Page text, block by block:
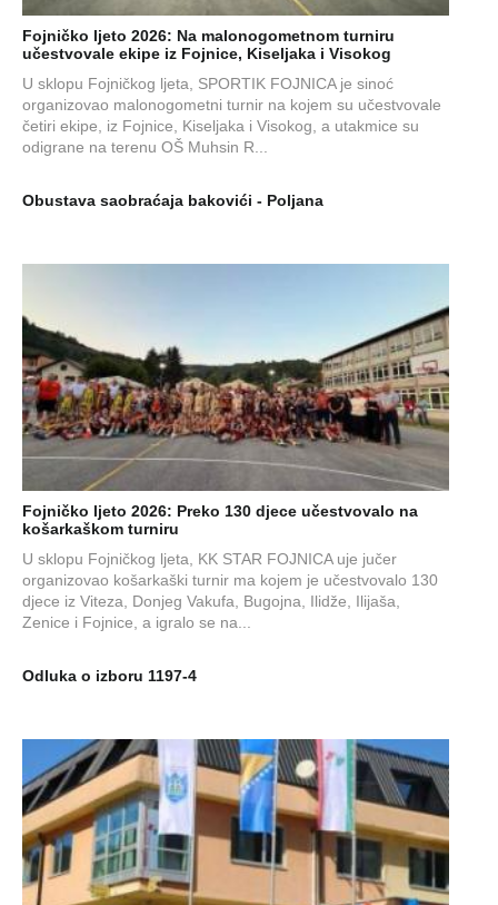
Fojničko ljeto 2026: Na malonogometnom turniru
učestvovale ekipe iz Fojnice, Kiseljaka i Visokog
U sklopu Fojničkog ljeta, SPORTIK FOJNICA je sinoć
organizovao malonogometni turnir na kojem su učestvovale
četiri ekipe, iz Fojnice, Kiseljaka i Visokog, a utakmice su
odigrane na terenu OŠ Muhsin R...
Obustava saobraćaja bakovići - Poljana
Fojničko ljeto 2026: Preko 130 djece učestvovalo na
košarkaškom turniru
U sklopu Fojničkog ljeta, KK STAR FOJNICA uje jučer
organizovao košarkaški turnir ma kojem je učestvovalo 130
djece iz Viteza, Donjeg Vakufa, Bugojna, Ilidže, Ilijaša,
Zenice i Fojnice, a igralo se na...
Odluka o izboru 1197-4